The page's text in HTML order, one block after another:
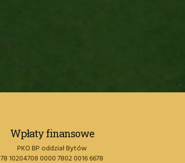
Wpłaty finansowe
PKO BP oddział Bytów
78 10204708 0000 7802 0016 6678